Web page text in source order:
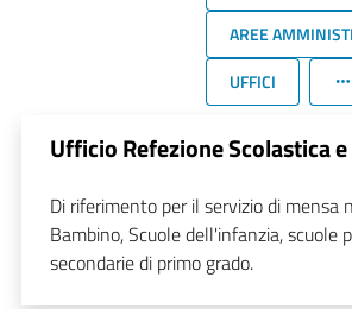
AREE
UFFICI
Ufficio Refezione Scolastica
Di riferimento per il servizio di mensa
Bambino, Scuole dell'infanzia, scuole
secondarie di primo grado.